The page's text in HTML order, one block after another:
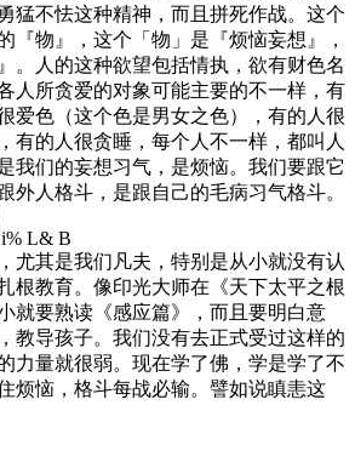
猛不怯这种精神，而且拼死作战。这个
『物』，这个「物」是『烦恼妄想』，
。人的这种欲望包括情执，欲有财色名
人所贪爱的对象可能主要的不一样，有
爱色（这个色是男女之色），有的人很
有的人很贪睡，每个人不一样，都叫人
我们的妄想习气，是烦恼。我们要跟它
外人格斗，是跟自己的毛病习气格斗。
i% L& B
其是我们凡夫，特别是从小就没有认
根教育。像印光大师在《天下太平之根
就要熟读《感应篇》，而且要明白意
教导孩子。我们没有去正式受过这样的
力量就很弱。现在学了佛，学是学了不
烦恼，格斗每战必输。譬如说瞋恚这